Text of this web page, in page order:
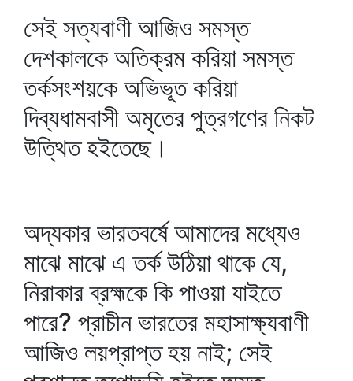
সেই সত্যবাণী আজিও সমস্ত
দেশকালকে অতিক্রম করিয়া সমস্ত
তর্কসংশয়কে অভিভূত করিয়া
দিব্যধামবাসী অমৃতের পুত্রগণের নিকট
উত্থিত হইতেছে।
অদ্যকার ভারতবর্ষে আমাদের মধ্যেও
মাঝে মাঝে এ তর্ক উঠিয়া থাকে যে,
নিরাকার ব্রহ্মকে কি পাওয়া যাইতে
পারে? প্রাচীন ভারতের মহাসাক্ষ্যবাণী
আজিও লয়প্রাপ্ত হয় নাই; সেই